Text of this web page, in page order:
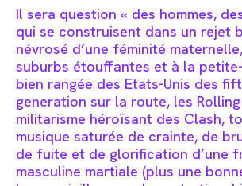
Il sera question « des hommes,
qui se construisent dans un rejet
névrosé d’une féminité
suburbs étouffantes et à la
bien rangée des Etats-Unis des
generation sur la route, les
militarisme héroïsant des Clash,
musique saturée de crainte, de
de fuite et de glorification d’une
masculine martiale (plus une